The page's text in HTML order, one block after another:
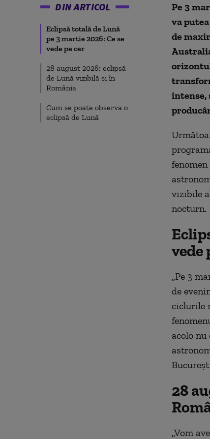
DIN ARTICOL
Eclipsă totală de Lună
pe 3 martie 2026: Ce se
vede pe cer
28 august 2026: eclipsă
de Lună vizibilă și în
România
Cum se poate observa o
eclipsă de Lună
Pe 3
va
de
intense,
vizibile
nocturn.
vede
„Pe 3
de
ciclurile
acolo
28
„Vom